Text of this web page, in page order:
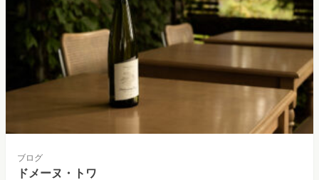
ブログ
ドメーヌ・トワ